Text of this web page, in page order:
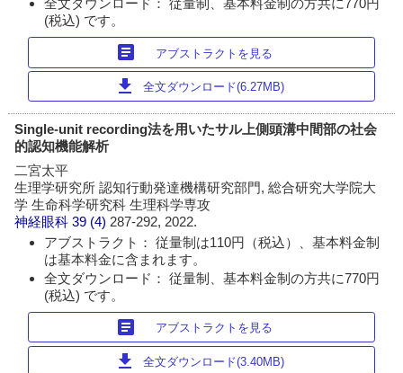
(税込) です。
article アブストラクトを見る
download 全文ダウンロード(6.27MB)
Single-unit recording法を用いたサル上側頭溝中間部の社会
的認知機能解析
二宮太平
生理学研究所 認知行動発達機構研究部門, 総合研究大学院大
学 生命科学研究科 生理科学専攻
神経眼科 39 (4) 287-292, 2022.
アブストラクト： 従量制は110円（税込）、基本料金制
は基本料金に含まれます。
全文ダウンロード： 従量制、基本料金制の方共に770円
(税込) です。
article アブストラクトを見る
download 全文ダウンロード(3.40MB)